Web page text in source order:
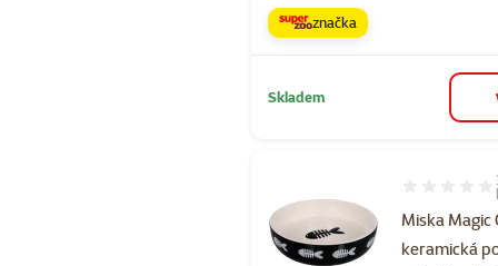
značka
Skladem
Miska Magic
keramická
Hodnocení